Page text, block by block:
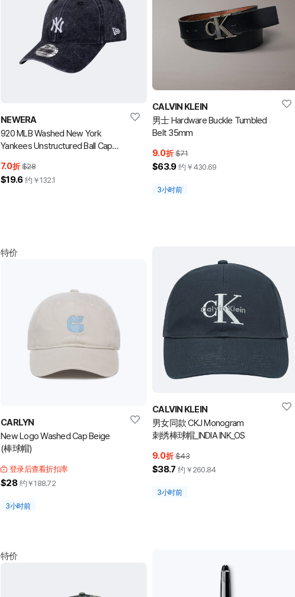
NEWERA
920 MLB Washed New York
Yankees Unstructured Ball Cap
7.0折 $28
$19.6 约￥132.1
CALVIN KLEIN
男士 Hardware Buckle Tumbled
Belt 35mm
9.0折 $71
$63.9 约￥ 430.69
3小时前
特价
CARLYN
New Logo Washed Cap Beige
(棒球帽)
登录后查看折扣率
$28 约￥188.72
3小时前
CALVIN KLEIN
男女同款 CKJ Monogram
刺绣棒球帽_INDIA INK_OS
9.0折 $43
$38.7 约￥ 260.84
3小时前
特价